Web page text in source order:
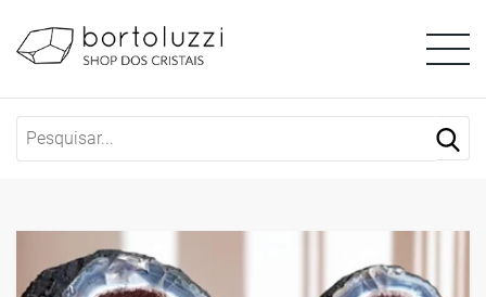
Shop dos Cristais | Pedras
Capela de pedra natural: entenda